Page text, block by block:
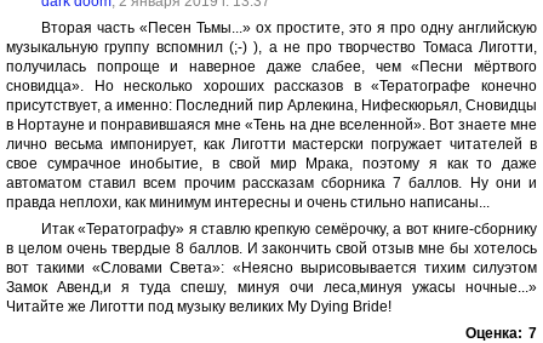
Вторая часть «Песен Тьмы...» ох простите, это я про одну английскую
музыкальную группу вспомнил (;-) ), а не про творчество Томаса Лиготти,
получилась попроще и наверное даже слабее, чем «Песни мёртвого
сновидца». Но несколько хороших рассказов в «Тератографе конечно
присутствует, а именно: Последний пир Арлекина, Нифескюрьял, Сновидцы
в Нортауне и понравившаяся мне «Тень на дне вселенной». Вот знаете мне
лично весьма импонирует, как Лиготти мастерски погружает читателей в
свое сумрачное инобытие, в свой мир Мрака, поэтому я как то даже
автоматом ставил всем прочим рассказам сборника 7 баллов. Ну они и
правда неплохи, как минимум интересны и очень стильно написаны...
Итак «Тератографу» я ставлю крепкую семёрочку, а вот книге-сборнику
в целом очень твердые 8 баллов. И закончить свой отзыв мне бы хотелось
вот такими «Словами Света»: «Неясно вырисовывается тихим силуэтом
Замок Авенд,и я туда спешу, минуя очи леса,минуя ужасы ночные...»
Читайте же Лиготти под музыку великих My Dying Bride!
Оценка: 7